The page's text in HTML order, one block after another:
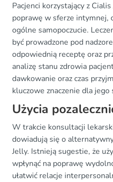
Pacjenci korzystający z
poprawę w sferze intymnej,
ogólne samopoczucie.
być prowadzone pod
odpowiednią receptę oraz
analizę stanu zdrowia
dawkowanie oraz czas
kluczowe znaczenie dla jego
Użycia
W trakcie konsultacji
dowiadują się o
Jelly. Istnieją sugestie, że
wpłynąć na poprawę
ułatwić relacje